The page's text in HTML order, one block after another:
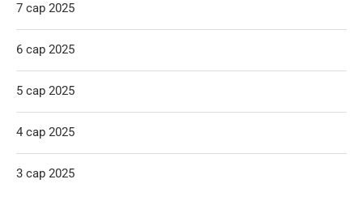
7 сар 2025
6 сар 2025
5 сар 2025
4 сар 2025
3 сар 2025